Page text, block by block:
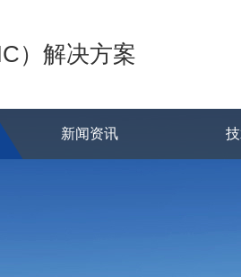
）解决方案
新闻资讯